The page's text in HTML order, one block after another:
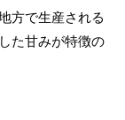
方で生産される
た甘みが特徴の